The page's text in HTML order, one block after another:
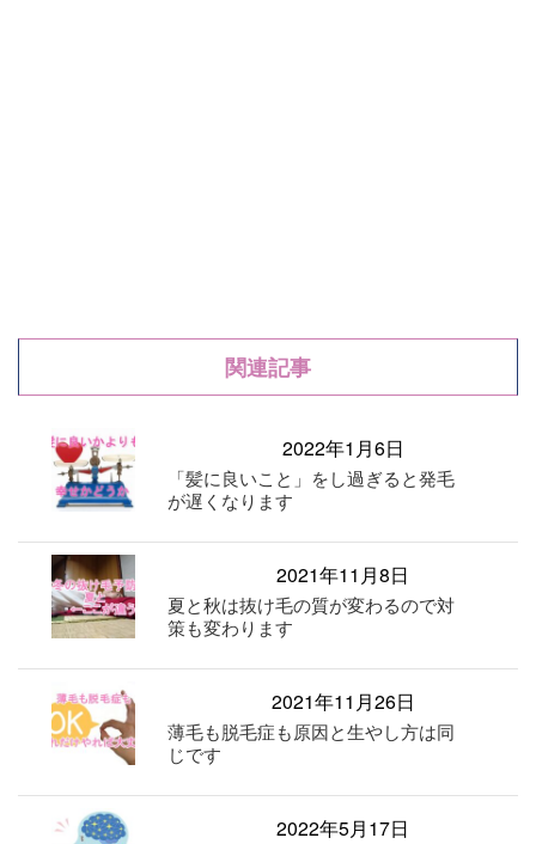
関連記事
2022年1月6日
「髪に良いこと」をし過ぎると発毛
が遅くなります
2021年11月8日
夏と秋は抜け毛の質が変わるので対
策も変わります
2021年11月26日
薄毛も脱毛症も原因と生やし方は同
じです
2022年5月17日